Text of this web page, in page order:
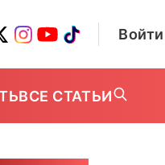
Войти
ВСЕ СТАТЬИ